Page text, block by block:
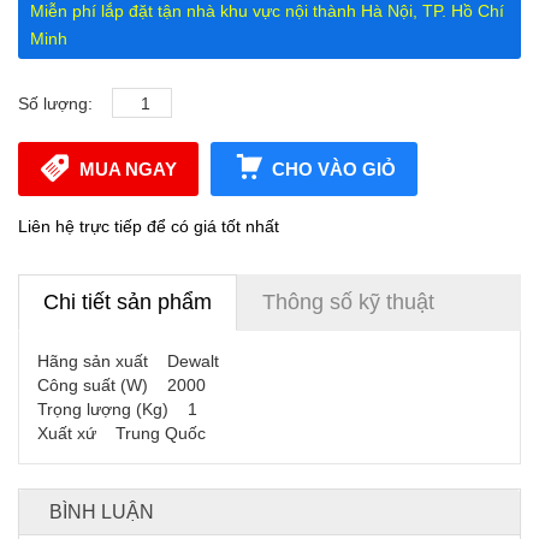
Miễn phí lắp đặt tận nhà khu vực nội thành Hà Nội, TP. Hồ Chí
Minh
Số lượng:
MUA NGAY CHO VÀO GIỎ
Liên hệ trực tiếp để có giá tốt nhất
Chi tiết sản phẩm Thông số kỹ thuật
Hãng sản xuất Dewalt
Công suất (W) 2000
Trọng lượng (Kg) 1
Xuất xứ Trung Quốc
BÌNH LUẬN